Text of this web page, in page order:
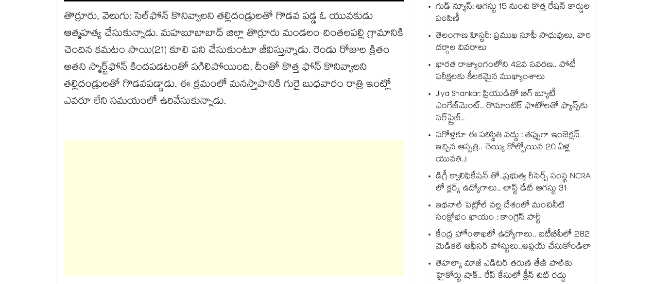
తొర్రూరు, వెలుగు: సెల్‌‌‌‌ఫోన్ కొనివ్వాలని తల్లిదండ్రులతో గొడవ పడ్డ ఓ యువకుడు
ఆత్మహత్య చేసుకున్నాడు. మహబూబాబాద్ జిల్లా తొర్రూరు మండలం చింతలపల్లి గ్రామానికి
చెందిన కమటం సాయి(21) కూలి పని చేసుకుంటూ జీవిస్తున్నాడు. రెండు రోజుల క్రితం
అతని స్మార్ట్‌‌‌‌ఫోన్ కిందపడటంతో పగిలిపోయింది. దీంతో కొత్త ఫోన్ కొనివ్వాలని
తల్లిదండ్రులతో గొడవపడ్డాడు. ఈ క్రమంలో మనస్తాపానికి గురై బుధవారం రాత్రి ఇంట్లో
ఎవరూ లేని సమయంలో ఉరివేసుకున్నాడు.
గుడ్ న్యూస్: ఆగస్టు 15 నుంచి కొత్త రేషన్ కార్డుల
పంపిణీ
తెలంగాణ హిస్టరీ: ప్రముఖ సూఫీ సాధువులు, వారి
దర్గాల వివరాలు
భారత రాజ్యాంగంలోని 42వ సవరణ.. పోటీ
పరీక్షలకు కీలకమైన ముఖ్యాంశాలు
Jiya Shankar: ప్రియుడితో బిగ్ బ్యూటీ
ఎంగేజ్‌మెంట్.. రొమాంటిక్ ఫొటోలతో ఫ్యాన్స్⁬కు
సర్‌ప్రైజ్..
పగోళ్లకూ ఈ పరిస్థితి వద్దు : తప్పుగా ఇంజెక్షన్
ఇచ్చిన ఆస్పత్రి.. చెయ్యి కోల్పోయిన 20 ఏళ్ల
యువతి..!
డిగ్రీ క్వాలిఫికేషన్ తో..ప్రభుత్వ రీసెర్చ్ సంస్థ NCRA
లో క్లర్క్ ఉద్యోగాలు.. లాస్ట్ డేట్ ఆగస్టు 31
ఇథనాల్ పెట్రోల్ వల్ల దేశంలో మంచినీటి
సంక్షోభం ఖాయం : కాంగ్రెస్ పార్టీ
కేంద్ర హోంశాఖలో ఉద్యోగాలు.. ఐటీబీపీలో 282
మెడికల్ ఆఫీసర్ పోస్టులు..అప్లయ్ చేసుకోండిలా
తెహల్కా మాజీ ఎడిటర్ తరుణ్ తేజ్ పాల్⁭కు
హైకోర్టు షాక్.. రేప్ కేసులో క్లీన్ చిట్ రద్దు